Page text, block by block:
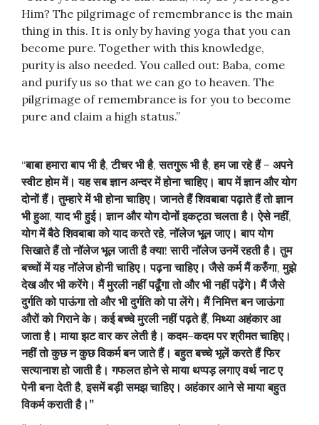
Him? The pilgrimage of remembrance is the main
thing in this. It is only by having yoga that you can
become pure. Together with this knowledge,
purity is also needed. You called out: Baba, come
and purify us so that we can go to heaven. The
pilgrimage of remembrance is for you to become
pure and claim a high status.”
“बाबा हमारा बाप भी है,टीचर भी है,सतगुरू भी है,हम जा रहे हैं– अपने
स्वीट होम में। यह सब ज्ञान अन्दर में होना चाहिए। बाप में ज्ञान और योग
दोनों हैं। तुम्हारे में भी होना चाहिए। जानते हैं शिवबाबा पढ़ाते हैं तो ज्ञान
भी हुआ,याद भी हुई। ज्ञान और योग दोनों इकट्ठा चलता है। ऐसे नहीं,
योग में बैठे शिवबाबा को याद करते रहे,नॉलेज भूल जाए। बाप योग
सिखाते हैं तो नॉलेज भूल जाती है क्या!सारी नॉलेज उनमें रहती है। तुम
बच्चों में यह नॉलेज होनी चाहिए। पढ़ना चाहिए। जैसे कर्म मैं करुँगा,मुझे
देख और भी करेंगे। मैं मुरली नहीं पढूँगा तो और भी नहीं पढ़ेंगे। मैं जैसे
दुर्गति को पाऊंगा तो और भी दुर्गति को पा लेंगे। मैं निमित्त बन जाऊंगा
औरों को गिराने के। कई बच्चे मुरली नहीं पढ़ते हैं,मिथ्या अहंकार आ
जाता है। माया झट वार कर लेती है। कदम–कदम पर श्रीमत चाहिए।
नहीं तो कुछ न कुछ विकर्म बन जाते हैं। बहुत बच्चे भूलें करते हैं फिर
सत्यानाश हो जाती है। गफलत होने से माया थप्पड़ लगाए वर्थ नाट ए
पेनी बना देती है,इसमें बड़ी समझ चाहिए। अहंकार आने से माया बहुत
विकर्म कराती है। ”